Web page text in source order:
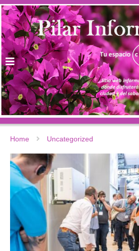
Home Uncategorized